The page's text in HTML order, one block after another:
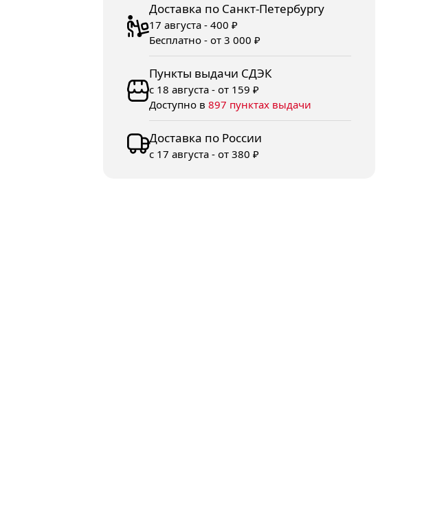
Доставка по Санкт-Петербургу
17 августа - 400 ₽
Бесплатно - от 3 000 ₽
Пункты выдачи СДЭК
с 18 августа - от 159 ₽
Доступно в 897 пунктах выдачи
Доставка по России
с 17 августа - от 380 ₽